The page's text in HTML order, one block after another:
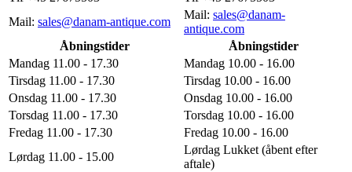
Mail: sales@danam-antique.com
Mail: sales@danam-
antique.com
Åbningstider
Åbningstider
Mandag 11.00 - 17.30
Mandag 10.00 - 16.00
Tirsdag 11.00 - 17.30
Tirsdag 10.00 - 16.00
Onsdag 11.00 - 17.30
Onsdag 10.00 - 16.00
Torsdag 11.00 - 17.30
Torsdag 10.00 - 16.00
Fredag 11.00 - 17.30
Fredag 10.00 - 16.00
Lørdag 11.00 - 15.00
Lørdag Lukket (åbent efter
aftale)